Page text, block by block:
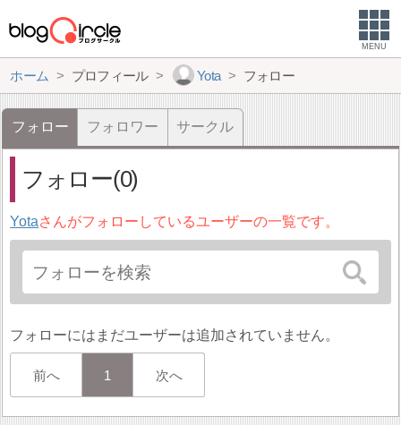
MENU
ホーム プロフィール Yota フォロー
フォロー フォロワー サークル
フォロー(0)
Yotaさんがフォローしているユーザーの一覧です。
フォローにはまだユーザーは追加されていません。
前へ 1 次へ